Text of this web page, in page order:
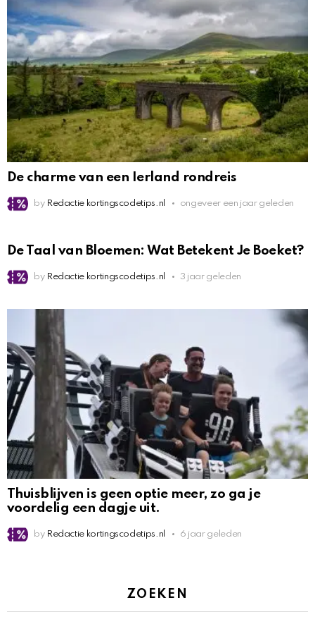
De charme van een Ierland rondreis
by Redactie kortingscodetips.nl ongeveer een jaar geleden
De Taal van Bloemen: Wat Betekent Je Boeket?
by Redactie kortingscodetips.nl 3 jaar geleden
Thuisblijven is geen optie meer, zo ga je
voordelig een dagje uit.
by Redactie kortingscodetips.nl 6 jaar geleden
ZOEKEN